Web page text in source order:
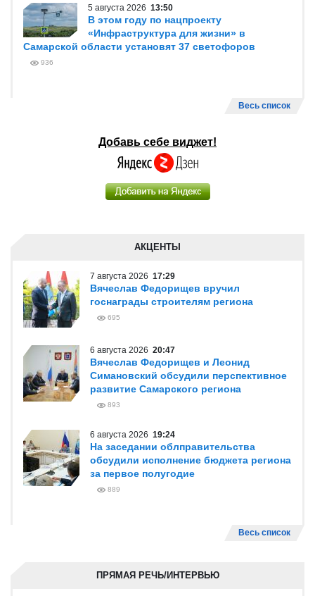
5 августа 2026 13:50
В этом году по нацпроекту
«Инфраструктура для жизни» в
Самарской области установят 37 светофоров
936
Весь список
Добавь себе виджет!
АКЦЕНТЫ
7 августа 2026 17:29
Вячеслав Федорищев вручил
госнаграды строителям региона
695
6 августа 2026 20:47
Вячеслав Федорищев и Леонид
Симановский обсудили перспективное
развитие Самарского региона
893
6 августа 2026 19:24
На заседании облправительства
обсудили исполнение бюджета региона
за первое полугодие
889
Весь список
ПРЯМАЯ РЕЧЬ/ИНТЕРВЬЮ